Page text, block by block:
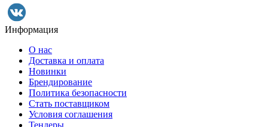
Информация
О нас
Доставка и оплата
Новинки
Брендирование
Политика безопасности
Стать поставщиком
Условия соглашения